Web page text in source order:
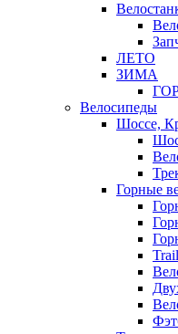
ЛЕТО
ЗИМА
Велосипеды
Шоссе,
Горные